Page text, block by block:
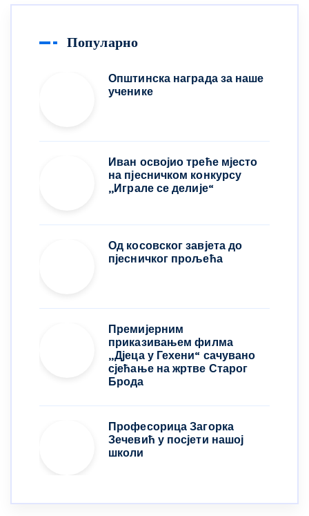
Популарно
Општинска награда за наше
ученике
Иван освојио треће мјесто
на пјесничком конкурсу
,,Играле се делије“
Од косовског завјета до
пјесничког прољећа
Премијерним
приказивањем филма
„Дјеца у Гехени“ сачувано
сјећање на жртве Старог
Брода
Професорица Загорка
Зечевић у посјети нашој
школи